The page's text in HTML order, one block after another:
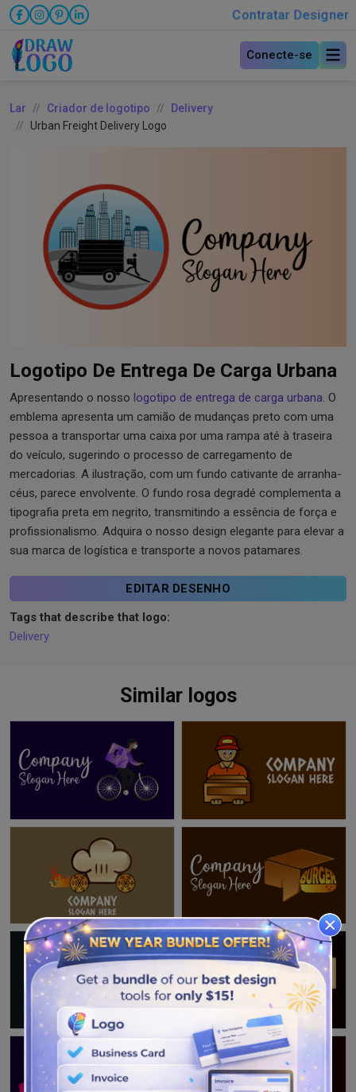
Contratar Designer
Conecte-se
Lar Criador de logotipo
Delivery
Urban Freight Delivery Logo
Logotipo De Entrega De Carga Urbana
Apresentando o nosso logotipo de entrega de carga urbana. O
emblema apresenta um camião de mudanças preto com uma
pessoa a transportar uma caixa por uma rampa até à traseira
do veículo, sugerindo o processo de carregamento de
mercadorias. A ilustração, com um fundo cativante de arranha-
céus, parece envolvente. O fundo rosa degradé complementa a
tipografia preta em negrito, transmitindo a essência de força e
profissionalismo. Adquira o nosso design elegante para elevar a
sua marca de logística e transporte a novos patamares.
EDITAR DESENHO
Tags that describe that logo:
Delivery
Similar logos